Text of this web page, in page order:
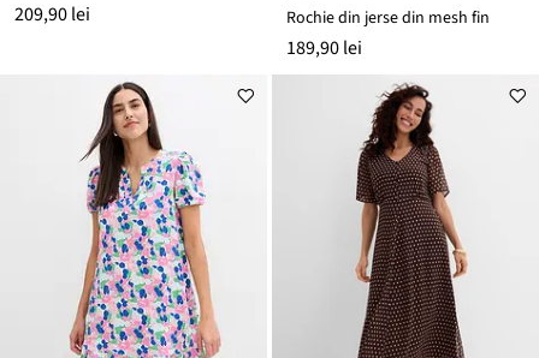
209,90 lei Rochie din jerse din mesh fin
189,90 lei